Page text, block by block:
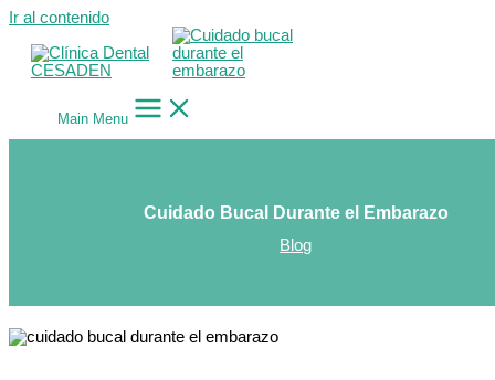
Ir al contenido
Main Menu
Cuidado Bucal Durante el Embarazo
Blog